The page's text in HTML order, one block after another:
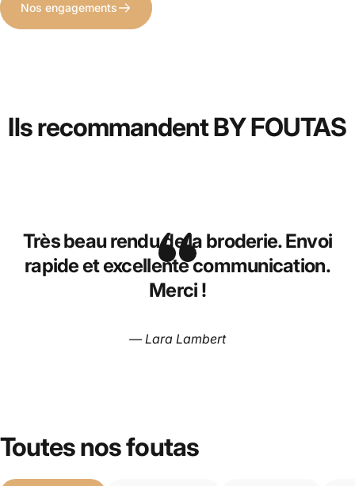
Nos engagements
Ils recommandent BY FOUTAS
Très beau rendu de la broderie. Envoi
rapide et excellente communication.
Merci !
— Lara Lambert
Toutes nos foutas